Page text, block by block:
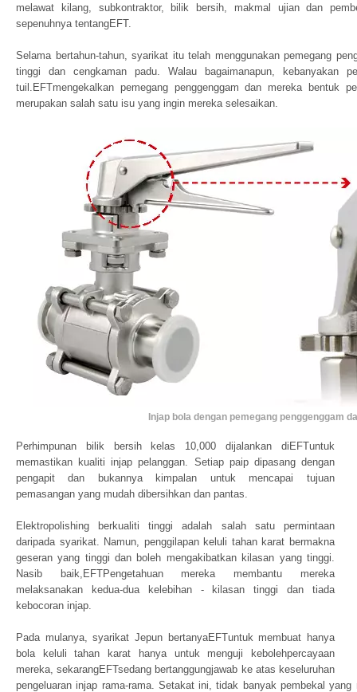
melawat kilang, subkontraktor, bilik bersih, makmal ujian dan
sepenuhnya tentangEFT.
Selama bertahun-tahun, syarikat itu telah menggunakan pemegang
tinggi dan cengkaman padu. Walau bagaimanapun, kebanyakan
tuil.EFTmengekalkan pemegang penggenggam dan mereka bentuk
merupakan salah satu isu yang ingin mereka selesaikan.
Injap bola dengan pemegang penggenggam
Perhimpunan bilik bersih kelas 10,000 dijalankan diEFTuntuk
memastikan kualiti injap pelanggan. Setiap paip dipasang dengan
pengapit dan bukannya kimpalan untuk mencapai tujuan
pemasangan yang mudah dibersihkan dan pantas.
Elektropolishing berkualiti tinggi adalah salah satu permintaan
daripada syarikat. Namun, penggilapan keluli tahan karat bermakna
geseran yang tinggi dan boleh mengakibatkan kilasan yang tinggi.
Nasib baik,EFTPengetahuan mereka membantu mereka
melaksanakan kedua-dua kelebihan - kilasan tinggi dan tiada
kebocoran injap.
Pada mulanya, syarikat Jepun bertanyaEFTuntuk membuat hanya
bola keluli tahan karat hanya untuk menguji kebolehpercayaan
mereka, sekarangEFTsedang bertanggungjawab ke atas keseluruhan
pengeluaran injap rama-rama. Setakat ini, tidak banyak pembekal